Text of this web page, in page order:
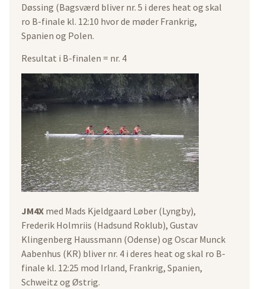
Døssing (Bagsværd bliver nr. 5 i deres heat og skal
ro B-finale kl. 12:10 hvor de møder Frankrig,
Spanien og Polen.
Resultat i B-finalen = nr. 4
JM4X med Mads Kjeldgaard Løber (Lyngby),
Frederik Holmriis (Hadsund Roklub), Gustav
Klingenberg Haussmann (Odense) og Oscar Munck
Aabenhus (KR) bliver nr. 4 i deres heat og skal ro B-
finale kl. 12:25 mod Irland, Frankrig, Spanien,
Schweitz og Østrig.